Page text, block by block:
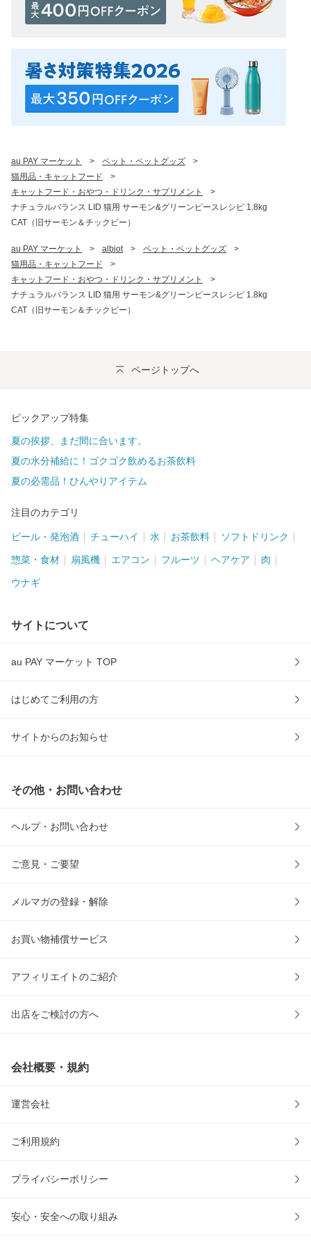
au PAY マーケット > ペット・ペットグッズ
>
猫用品・キャットフード
>
キャットフード・おやつ・ドリンク・サプリメント
>
ナチュラルバランス LID 猫用 サーモン&グリーンピースレシピ 1.8kg
CAT（旧サーモン＆チックピー）
au PAY マーケット > albiot > ペット・ペットグッズ
>
猫用品・キャットフード
>
キャットフード・おやつ・ドリンク・サプリメント
>
ナチュラルバランス LID 猫用 サーモン&グリーンピースレシピ 1.8kg
CAT（旧サーモン＆チックピー）
ページトップへ
ピックアップ特集
夏の挨拶、まだ間に合います。
夏の水分補給に！ゴクゴク飲めるお茶飲料
夏の必需品！ひんやりアイテム
注目のカテゴリ
ビール・発泡酒 チューハイ 水 お茶飲料 ソフトドリンク
惣菜・食材 扇風機 エアコン フルーツ ヘアケア 肉
ウナギ
サイトについて
au PAY マーケット TOP
はじめてご利用の方
サイトからのお知らせ
その他・お問い合わせ
ヘルプ・お問い合わせ
ご意見・ご要望
メルマガの登録・解除
お買い物補償サービス
アフィリエイトのご紹介
出店をご検討の方へ
会社概要・規約
運営会社
ご利用規約
プライバシーポリシー
安心・安全への取り組み